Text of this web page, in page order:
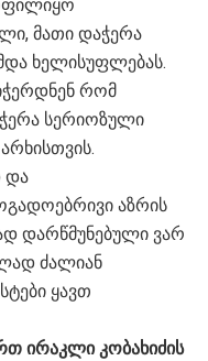
მათი დაჭერა
ხელისუფლებას.
რომ
სერიოზული
და
აზრის
დარწმუნებული ვარ
ძალიან
ყავთ
ირაკლი კობახიძის